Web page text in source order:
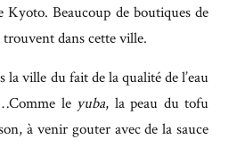
Kyoto. Beaucoup de boutiques de
dans cette ville.
la ville du fait de la qualité de l’eau
le yuba, la peau du tofu
à venir gouter avec de la sauce